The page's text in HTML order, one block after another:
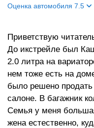
Оценка автомобиля 7.5
Салон
Двигатель
Ходовые качества
Приветствую
До икстрейле был
2.0 литра на
нем тоже есть на
было решено
салоне. В багажник
Семья у меня
жена естественно,